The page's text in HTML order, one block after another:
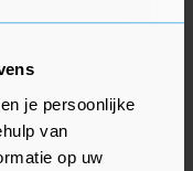
je persoonlijke
van
op uw